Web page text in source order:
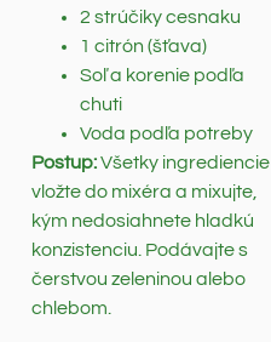
2 strúčiky cesnaku
1 citrón (šťava)
Soľ a korenie podľa
chuti
Voda podľa potreby
Postup:Všetky ingrediencie
vložte do mixéra a mixujte,
kým nedosiahnete hladkú
konzistenciu. Podávajte s
čerstvou zeleninou alebo
chlebom.